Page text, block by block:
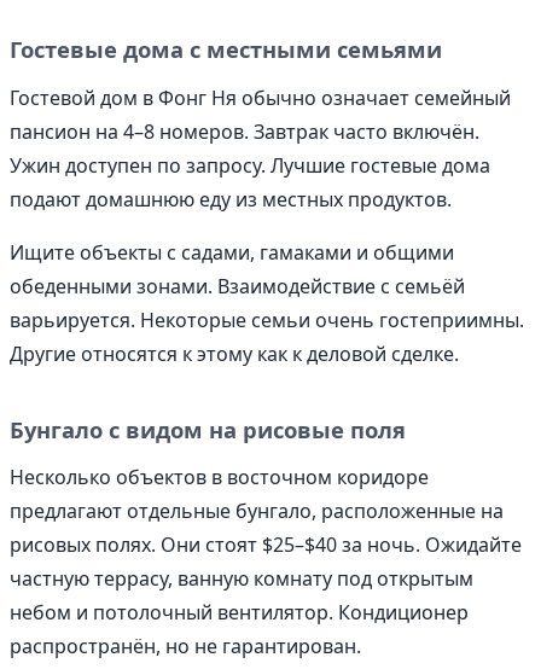
Гостевые дома с местными семьями
Гостевой дом в Фонг Ня обычно означает семейный
пансион на 4–8 номеров. Завтрак часто включён.
Ужин доступен по запросу. Лучшие гостевые дома
подают домашнюю еду из местных продуктов.
Ищите объекты с садами, гамаками и общими
обеденными зонами. Взаимодействие с семьёй
варьируется. Некоторые семьи очень гостеприимны.
Другие относятся к этому как к деловой сделке.
Бунгало с видом на рисовые поля
Несколько объектов в восточном коридоре
предлагают отдельные бунгало, расположенные на
рисовых полях. Они стоят $25–$40 за ночь. Ожидайте
частную террасу, ванную комнату под открытым
небом и потолочный вентилятор. Кондиционер
распространён, но не гарантирован.